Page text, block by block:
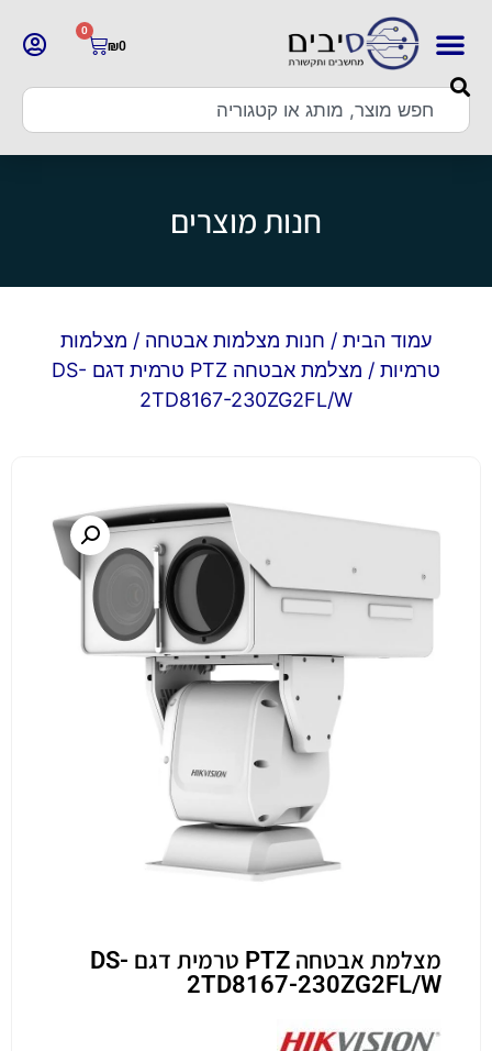
₪0
0
חנות מוצרים
עמוד הבית / חנות מצלמות אבטחה / מצלמות
טרמיות
/ מצלמת אבטחה PTZ טרמית דגם DS-
2TD8167-230ZG2FL/W
מצלמת אבטחה PTZ טרמית דגם DS-
2TD8167-230ZG2FL/W